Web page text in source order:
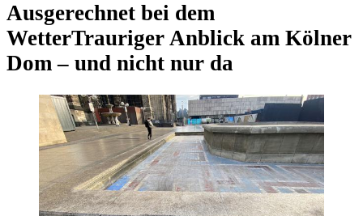
Ausgerechnet bei dem
WetterTrauriger Anblick am Kölner
Dom – und nicht nur da